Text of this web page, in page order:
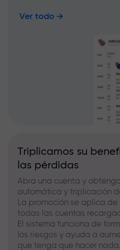
Ver todo
Triplicamos su
las pérdidas
Abra una cuenta y
automática y triplicación
La promoción se aplica
todas las cuentas
El sistema funciona de
los riesgos y ayuda a
que tenga que hacer nada.